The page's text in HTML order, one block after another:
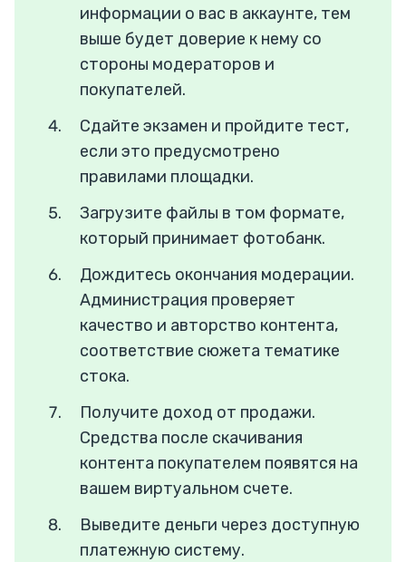
информации о вас в аккаунте, тем
выше будет доверие к нему со
стороны модераторов и
покупателей.
Сдайте экзамен и пройдите тест,
если это предусмотрено
правилами площадки.
Загрузите файлы в том формате,
который принимает фотобанк.
Дождитесь окончания модерации.
Администрация проверяет
качество и авторство контента,
соответствие сюжета тематике
стока.
Получите доход от продажи.
Средства после скачивания
контента покупателем появятся на
вашем виртуальном счете.
Выведите деньги через доступную
платежную систему.